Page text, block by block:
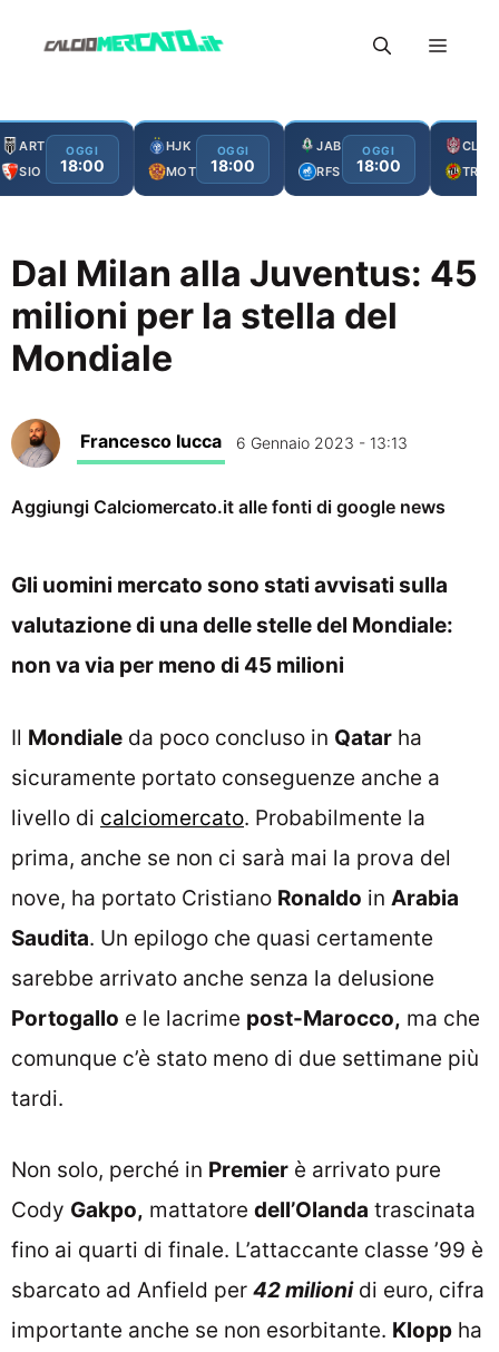
Menu
ART
SIO
OGGI
18:00
HJK
MOT
OGGI
18:00
JAB
RFS
OGGI
18:00
CLJ
TRO
Dal Milan alla Juventus: 45
milioni per la stella del
Mondiale
Francesco Iucca 6 Gennaio 2023 - 13:13
Aggiungi Calciomercato.it alle fonti di google news
Gli uomini mercato sono stati avvisati sulla
valutazione di una delle stelle del Mondiale:
non va via per meno di 45 milioni
Il Mondiale da poco concluso in Qatar ha
sicuramente portato conseguenze anche a
livello di calciomercato. Probabilmente la
prima, anche se non ci sarà mai la prova del
nove, ha portato Cristiano Ronaldo in Arabia
Saudita. Un epilogo che quasi certamente
sarebbe arrivato anche senza la delusione
Portogallo e le lacrime post-Marocco, ma che
comunque c’è stato meno di due settimane più
tardi.
Non solo, perché in Premier è arrivato pure
Cody Gakpo, mattatore dell’Olanda trascinata
fino ai quarti di finale. L’attaccante classe ’99 è
sbarcato ad Anfield per 42 milionidi euro, cifra
importante anche se non esorbitante. Klopp ha